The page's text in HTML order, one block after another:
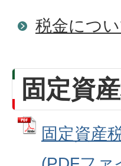
税金につ
固定資
固定資産